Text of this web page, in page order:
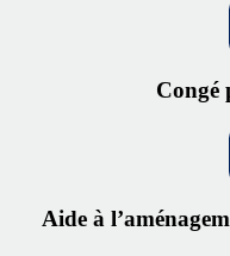
Congé
Aide à